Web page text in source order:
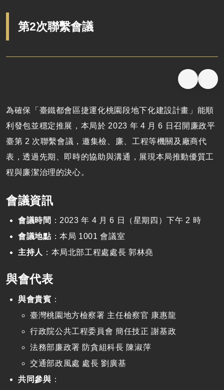
第2次聯繫會議
為確保「臺鐵都會區捷運化桃園段地下化建設計畫」能順
利發包並穩定推展，本局於 2023 年 4 月 6 日召開廉政平
臺第 2 次聯繫會議，邀集檢、廉、工程等機關及廠商代
表，透過先期、即時的協助與溝通，展現本局推動優質工
程與廉潔治理的決心。
會議資訊
會議時間 ：2023 年 4 月 6 日（星期四）下午 2 時
會議地點 ：本局 1001 會議室
主持人 ：本局北部工程處處長 郭林堯
與會代表
與會貴賓 ：
臺灣桃園地方檢察署 主任檢察官 康惠龍
行政院公共工程委員會 簡任技正 謝基政
法務部廉政署 防貪組科長 陳淑萍
交通部政風處 處長 劉廣基
共同參與 ：